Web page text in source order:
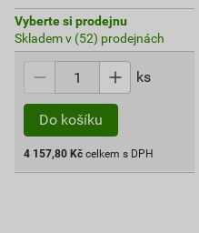
Vyberte si prodejnu
Skladem v (52) prodejnách
ks
Do košíku
4 157,80 Kč celkem s DPH